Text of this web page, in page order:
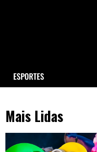
ESPORTES
Mais Lidas